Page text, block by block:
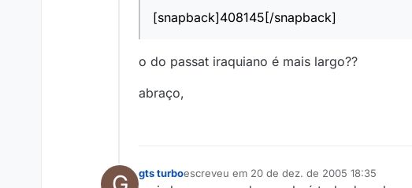
[snapback]408145[/snapback]
o do passat iraquiano é mais largo??
abraço,
gts turboescreveu em 20 de dez. de 2005 18:35
última edição por